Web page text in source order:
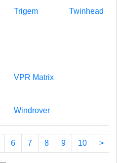
Trigem Twinhead
VPR Matrix
Windrover
6 7 8 9 10 >